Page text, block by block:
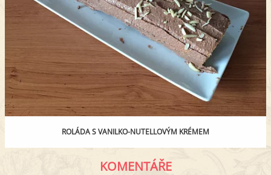
ROLÁDA S VANILKO-NUTELLOVÝM KRÉMEM
KOMENTÁŘE